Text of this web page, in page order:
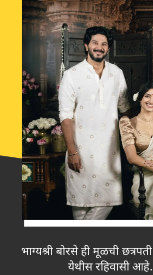
भाग्यश्री बोरसे ही मूळची
येथीस रहिवासी आहे.